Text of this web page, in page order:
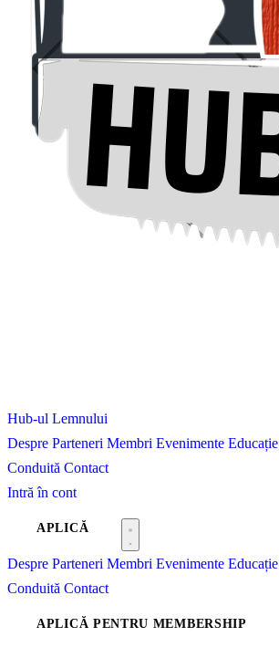
Hub-ul Lemnului
Despre Parteneri Membri Evenimente Educație
Conduită Contact
Intră în cont
APLICĂ
Despre Parteneri Membri Evenimente Educație
Conduită Contact
APLICĂ PENTRU MEMBERSHIP